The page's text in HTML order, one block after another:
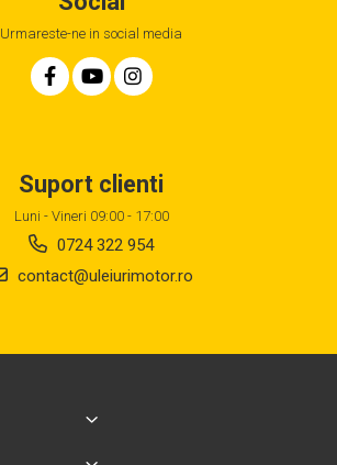
Urmareste-ne in social media
Suport clienti
Luni - Vineri 09:00 - 17:00
0724 322 954
contact@uleiurimotor.ro